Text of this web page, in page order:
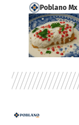
Poblano Mx